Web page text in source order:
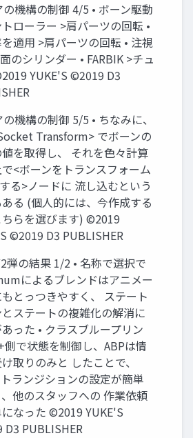
の機構の制御 4/5 • ボーン駆動
ローラー >肩パーツの回転 •
適用 >肩パーツの回転 • 注視
のシリンダー • FARBIK >チュ
YUKE'S ©2019 D3
の機構の制御 5/5 • ちなみに、
Transform> でボーンの
を取得し、 それを色々計算
で<ボーンをトランスフォーム
る>ノードに 流し込むという
る (個人的には、今作成する
らを選びます) ©2019
©2019 D3 PUBLISHER
弾の結果 1/2 • 名称で選択で
によるブレンドはアニメー
とっつきやすく、 ステート
ステートの複雑化の解消に
った • クラスブループリン
側で状態を制御し、ABPは情
取りのみと したことで、
ランジションの設定が簡単
他のスタッフへの 作業依頼
なった ©2019 YUKE'S
PUBLISHER